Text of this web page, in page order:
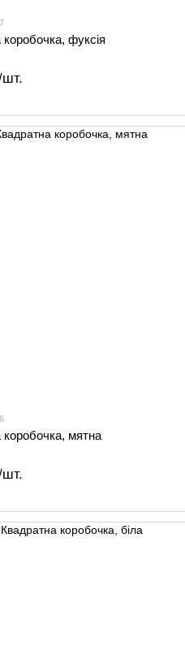
фуксія
шт.
коробочка, мятна
шт.